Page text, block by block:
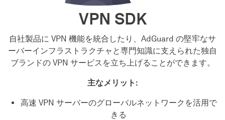
VPN SDK
自社製品に VPN 機能を統合したり、AdGuard の堅牢なサ
ーバーインフラストラクチャと専門知識に支えられた独自
ブランドの VPN サービスを立ち上げることができます。
主なメリット:
高速 VPN サーバーのグローバルネットワークを活用で
きる